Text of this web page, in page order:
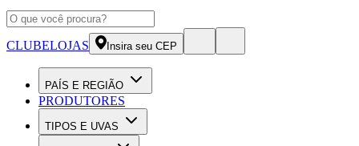
CLUBELOJAS Insira seu CEP
PAÍS E REGIÃO
PRODUTORES
TIPOS E UVAS